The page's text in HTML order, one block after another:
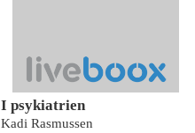
I psykiatrien
Kadi Rasmussen